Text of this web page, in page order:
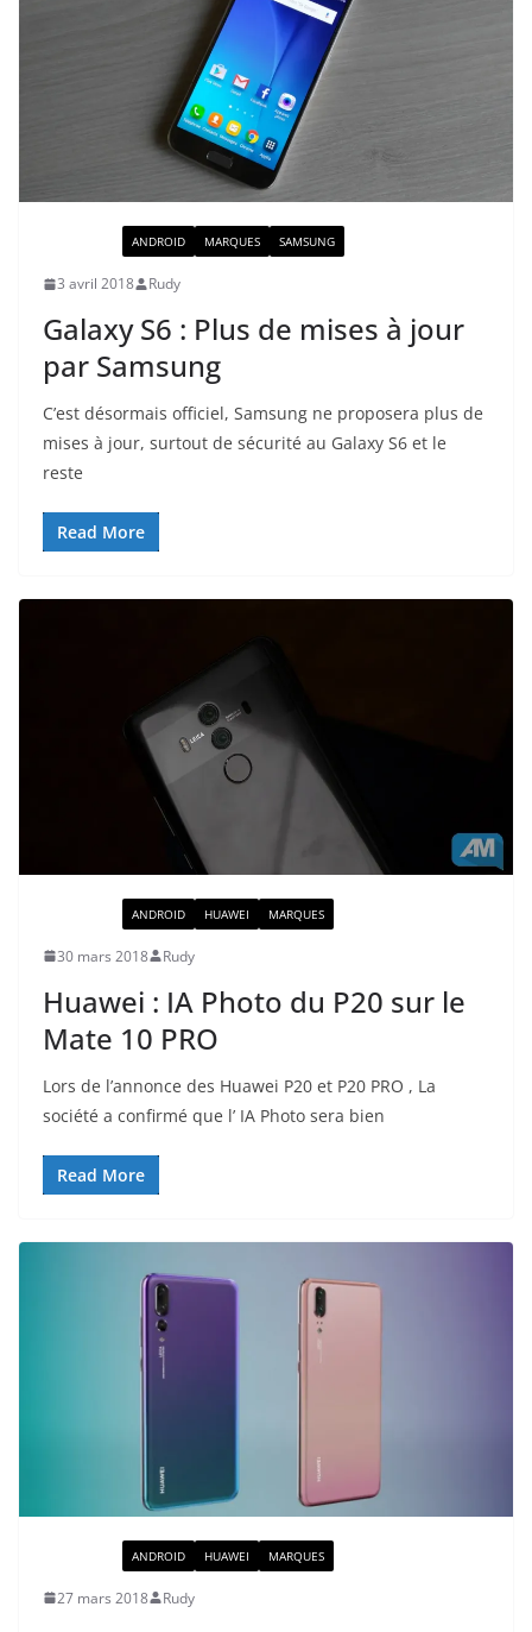
ANDROID MARQUES SAMSUNG
3 avril 2018 Rudy
Galaxy S6 : Plus de mises à jour
par Samsung
C’est désormais officiel, Samsung ne proposera plus de
mises à jour, surtout de sécurité au Galaxy S6 et le
reste
Read More
ANDROID HUAWEI MARQUES
30 mars 2018 Rudy
Huawei : IA Photo du P20 sur le
Mate 10 PRO
Lors de l’annonce des Huawei P20 et P20 PRO , La
société a confirmé que l’ IA Photo sera bien
Read More
ANDROID HUAWEI MARQUES
27 mars 2018 Rudy